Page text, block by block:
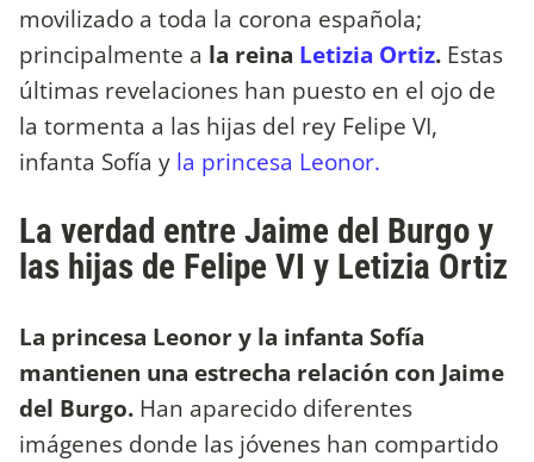
movilizado a toda la corona española;
principalmente a la reina Letizia Ortiz. Estas
últimas revelaciones han puesto en el ojo de
la tormenta a las hijas del rey Felipe VI,
infanta Sofía y la princesa Leonor.
La verdad entre Jaime del Burgo y
las hijas de Felipe VI y Letizia Ortiz
La princesa Leonor y la infanta Sofía
mantienen una estrecha relación con Jaime
del Burgo. Han aparecido diferentes
imágenes donde las jóvenes han compartido